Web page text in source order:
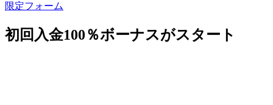
限定フォーム
初回入金100％ボーナスがスタート